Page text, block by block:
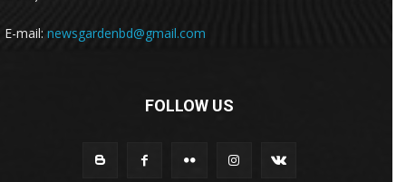
E-mail: newsgardenbd@gmail.com
FOLLOW US